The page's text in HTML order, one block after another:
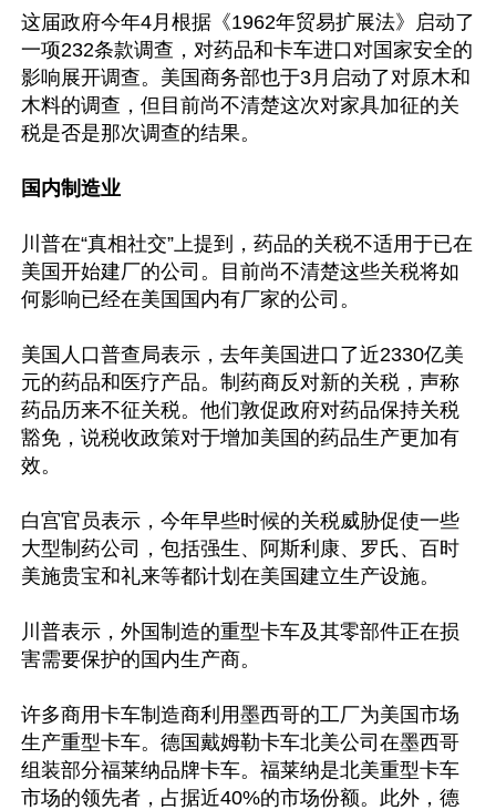
这届政府今年4月根据《1962年贸易扩展法》启动了
一项232条款调查，对药品和卡车进口对国家安全的
影响展开调查。美国商务部也于3月启动了对原木和
木料的调查，但目前尚不清楚这次对家具加征的关
税是否是那次调查的结果。
国内制造业
川普在“真相社交”上提到，药品的关税不适用于已在
美国开始建厂的公司。目前尚不清楚这些关税将如
何影响已经在美国国内有厂家的公司。
美国人口普查局表示，去年美国进口了近2330亿美
元的药品和医疗产品。制药商反对新的关税，声称
药品历来不征关税。他们敦促政府对药品保持关税
豁免，说税收政策对于增加美国的药品生产更加有
效。
白宫官员表示，今年早些时候的关税威胁促使一些
大型制药公司，包括强生、阿斯利康、罗氏、百时
美施贵宝和礼来等都计划在美国建立生产设施。
川普表示，外国制造的重型卡车及其零部件正在损
害需要保护的国内生产商。
许多商用卡车制造商利用墨西哥的工厂为美国市场
生产重型卡车。德国戴姆勒卡车北美公司在墨西哥
组装部分福莱纳品牌卡车。福莱纳是北美重型卡车
市场的领先者，占据近40%的市场份额。此外，德